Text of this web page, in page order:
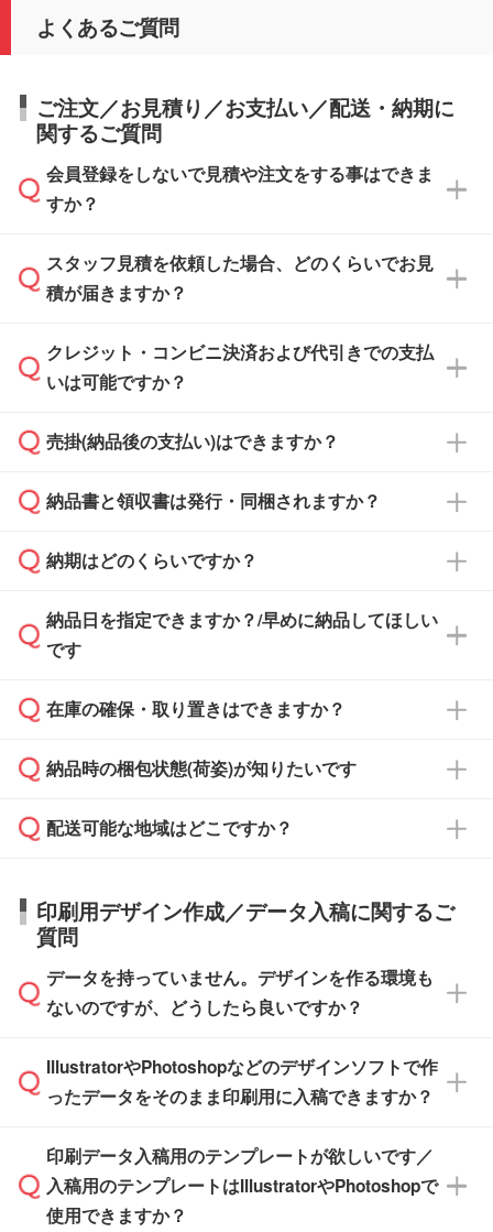
よくあるご質問
ご注文／お見積り／お支払い／配送・納期に
関するご質問
会員登録をしないで見積や注文をする事はできま
すか？
可能です。見積・注文フォームにて『ゲストの
まま進む』ボタンからお進みのうえ、ご依頼く
スタッフ見積を依頼した場合、どのくらいでお見
積が届きますか？
通常、翌営業日までにお送りしております。混
雑状況によっては、お時間をいただくこともご
依頼いただいた場合は、翌営業日以降のご連絡
クレジット・コンビニ決済および代引きでの支払
いは可能ですか？
銀行振込のみのご対応となります。
売掛(納品後の支払い)はできますか？
基本的には先入金をお願いしておりますが、自
どの場合は、月末締め翌月末払いに対応可能で
また、卒業・卒園記念品で対策委員会や個人様
校や幼稚園・保育園であれば、同様の条件でご
ご希望の際は担当スタッフまでお気軽にご相談
ください。
納品書と領収書は発行・同梱されますか？
納品書・領収書は ご依頼をいただいた場合の
ず、通常はPDFデータをメール添付でお送りし
ます。
たは注文フォームの『ご注文に関する備考欄』
納期はどのくらいですか？
・印刷する場合(500個程度)
ご入金、イメージ画像の校了から約2週間～2
ご入金確認後、1～2営業日で出荷いたしま
タッフまでお問い合わせください。
ル」に注文予定日をご入力いただくと、おおよ
その締切日や出荷目安をご確認いただけます。
品が決まりましたらお早めのご発注をお願いい
たします。
※土日祝日を除く営業日換算です。
※沖縄・離島は追加日数がかかります。
納品日を指定できますか？/早めに納品してほしい
です
ご希望の納期がある場合は、お問い合わせ・お
い。
応が可能かご案内いたします。
す。>>対象商品はこちら
※最短出荷日は商品によって異なります。各商
品ページにてご確認ください
在庫の確保・取り置きはできますか？
ご入金確認後に在庫を確保し、注文確定のご連
はできかねますので予めご了承ください。
納品時の梱包状態(荷姿)が知りたいです
商品によって異なります。各ページにある商品
す。(白箱、化粧箱、ブリスターパックなど)
【袋入り】 商品がひとつずつ袋に入っていま
す。(透明袋、デザイン袋など)
【個包装なし】 個包装がされていない状態で
※化粧箱から白箱への入れ替えや、オリジナル
箱の作成は原則承っておりません。
配送可能な地域はどこですか？
日本全国へお届けが可能です。なお、海外への
直接納品は行っておりませんので予めご了承く
ださい。
印刷用デザイン作成／データ入稿に関するご
質問
データを持っていません。デザインを作る環境も
ないのですが、どうしたら良いですか？
無料の「デザインシミュレーター」を使えば、
PCやスマホから簡単にデザインを作成できま
ザインソフトがなくても安心です。
また、「データ作成サービス
IllustratorやPhotoshopなどのデザインソフトで作
ったデータをそのまま印刷用に入稿できますか？
IllustratorやPhotoshop、CLIP STUDIOなどのデ
ザインソフトでこだわりのデザインを作成した
い方は、完全データ入稿
印刷データ入稿用のテンプレートが欲しいです／
入稿用のテンプレートはIllustratorやPhotoshopで
使用できますか？